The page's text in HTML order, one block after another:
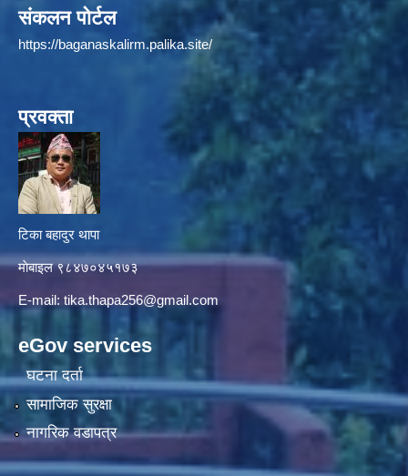
संकलन पोर्टल
https://baganaskalirm.palika.site/
प्रवक्ता
टिका बहादुर थापा
माे‍बाइल ९८४७०४५१७३
E-mail: tika.thapa256@gmail.com
eGov services
घटना दर्ता
सामाजिक सुरक्षा
नागरिक वडापत्र